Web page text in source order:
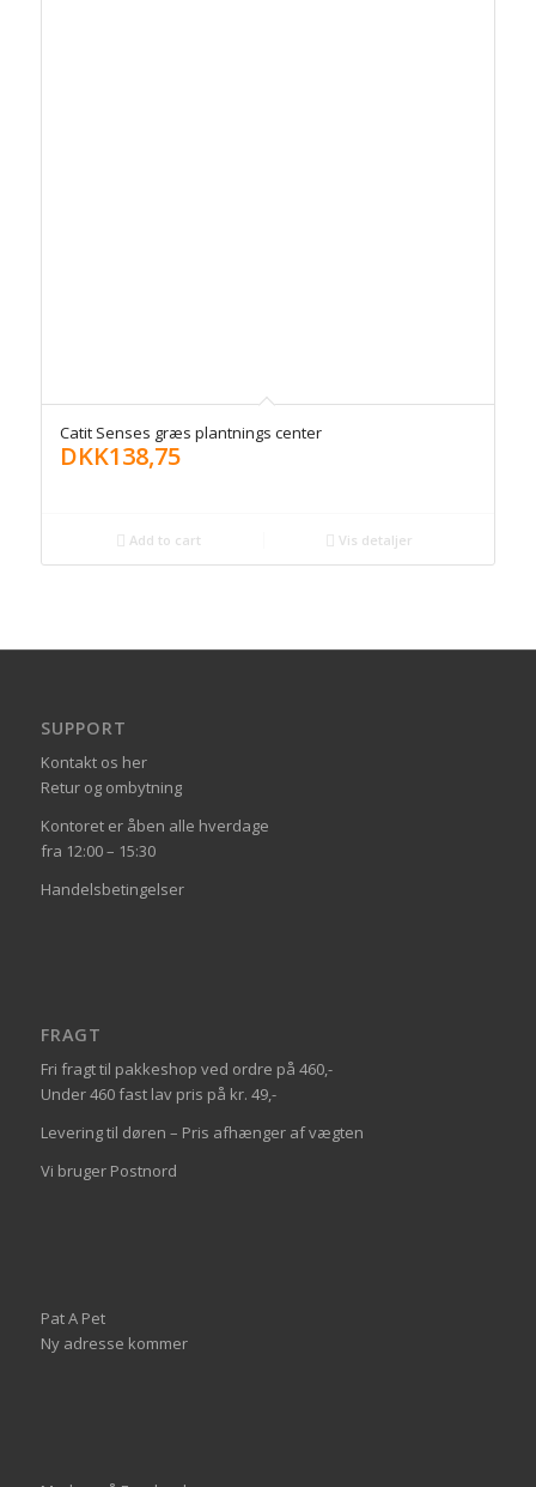
Catit Senses græs plantnings center
DKK138,75
Add to cart Vis detaljer
SUPPORT
Kontakt os her
Retur og ombytning
Kontoret er åben alle hverdage
fra 12:00 – 15:30
Handelsbetingelser
FRAGT
Fri fragt til pakkeshop ved ordre på 460,-
Under 460 fast lav pris på kr. 49,-
Levering til døren – Pris afhænger af vægten
Vi bruger Postnord
Pat A Pet
Ny adresse kommer